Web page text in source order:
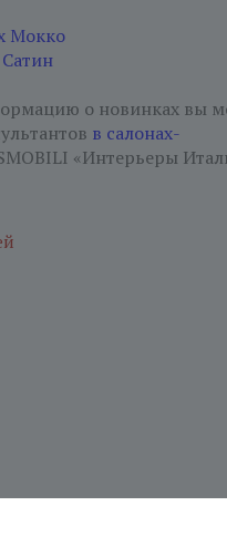
Мокко
о новинках вы
в салонах-
«Интерьеры